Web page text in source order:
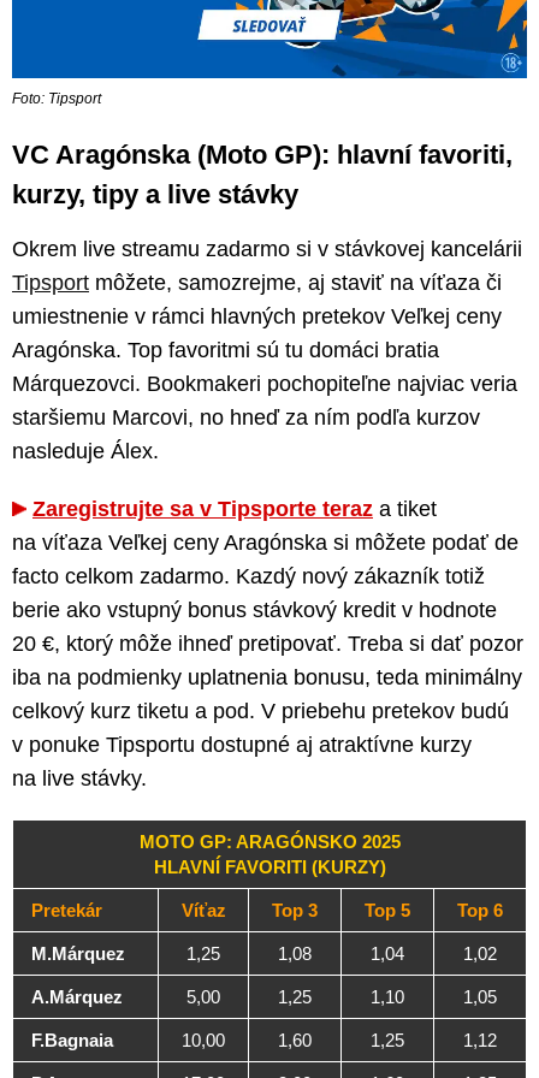
Foto: Tipsport
VC Aragónska (Moto GP): hlavní favoriti,
kurzy, tipy a live stávky
Okrem live streamu zadarmo si v stávkovej kancelárii
Tipsport môžete, samozrejme, aj staviť na víťaza či
umiestnenie v rámci hlavných pretekov Veľkej ceny
Aragónska. Top favoritmi sú tu domáci bratia
Márquezovci. Bookmakeri pochopiteľne najviac veria
staršiemu Marcovi, no hneď za ním podľa kurzov
nasleduje Álex.
Zaregistrujte sa v Tipsporte teraz a tiket
na víťaza Veľkej ceny Aragónska si môžete podať de
facto celkom zadarmo. Kazdý nový zákazník totiž
berie ako vstupný bonus stávkový kredit v hodnote
20 €, ktorý môže ihneď pretipovať. Treba si dať pozor
iba na podmienky uplatnenia bonusu, teda minimálny
celkový kurz tiketu a pod. V priebehu pretekov budú
v ponuke Tipsportu dostupné aj atraktívne kurzy
na live stávky.
MOTO GP: ARAGÓNSKO 2025
HLAVNÍ FAVORITI (KURZY)
Pretekár Víťaz Top 3 Top 5 Top 6
M.Márquez 1,25 1,08 1,04 1,02
A.Márquez 5,00 1,25 1,10 1,05
F.Bagnaia 10,00 1,60 1,25 1,12